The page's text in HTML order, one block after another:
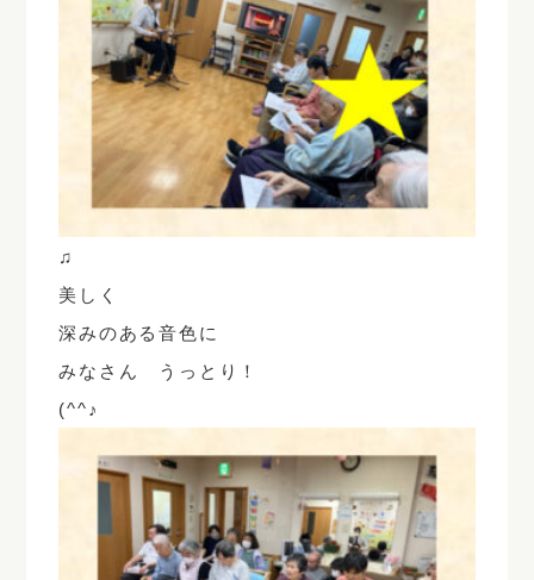
♫
美しく
深みのある音色に
みなさん うっとり！
(^^♪